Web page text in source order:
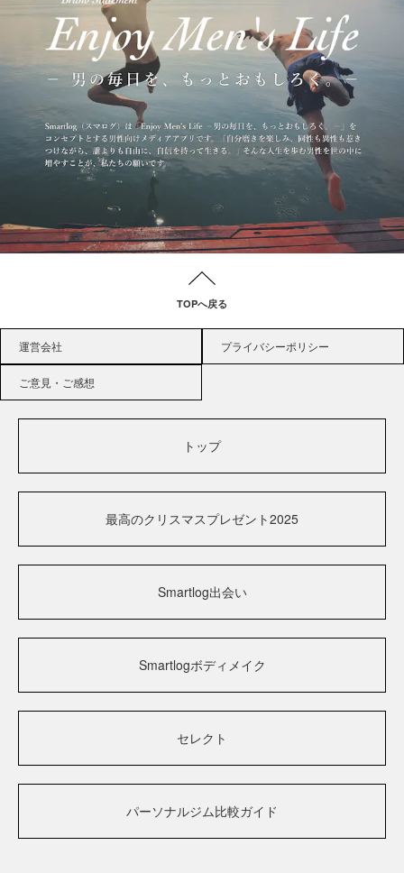
TOPへ戻る
運営会社 プライバシーポリシー
ご意見・ご感想
トップ
最高のクリスマスプレゼント2025
Smartlog出会い
Smartlogボディメイク
セレクト
パーソナルジム比較ガイド